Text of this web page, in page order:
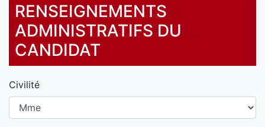
RENSEIGNEMENTS
ADMINISTRATIFS DU
CANDIDAT
Civilité